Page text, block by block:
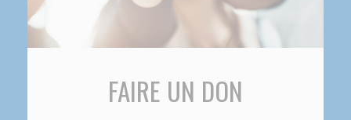
FAIRE UN DON